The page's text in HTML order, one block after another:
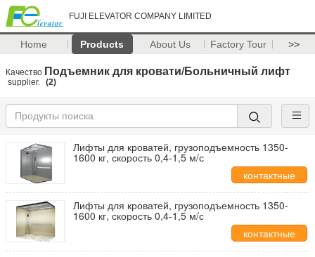
FUJI ELEVATOR COMPANY LIMITED
Home Products About Us Factory Tour >>
Качество Подъемник для кровати/Больничный лифт
supplier. (2)
Лифты для кроватей, грузоподъемность 1350-
1600 кг, скорость 0,4-1,5 м/с
контактные
данные
Лифты для кроватей, грузоподъемность 1350-
1600 кг, скорость 0,4-1,5 м/с
контактные
данные